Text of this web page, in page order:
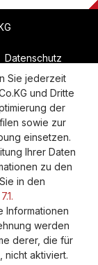
Datenschutz
Sie jederzeit
und Dritte
der
sowie zur
einsetzen.
Ihrer Daten
zu den
in den
Informationen
werden
derer, die für
nicht aktiviert.